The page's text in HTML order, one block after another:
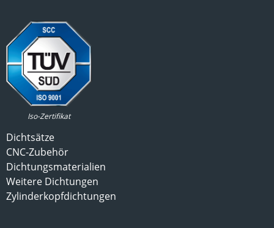
Iso-Zertifikat
Dichtsätze
CNC-Zubehör
Dichtungsmaterialien
Weitere Dichtungen
Zylinderkopfdichtungen